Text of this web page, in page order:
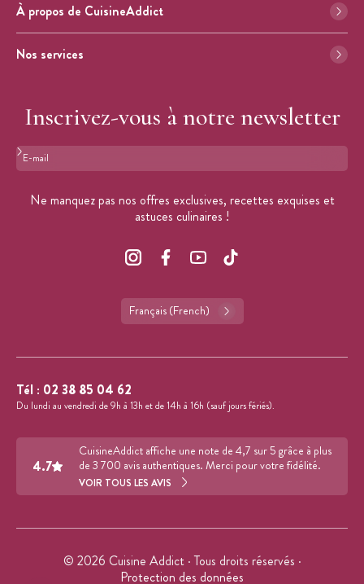
À propos de CuisineAddict
Nos services
Inscrivez-vous à notre newsletter
Format : adresse@email.com
Ne manquez pas nos offres exclusives, recettes exquises et
astuces culinaires !
Français (French)
Tél : 02 38 85 04 62
Du lundi au vendredi de 9h à 13h et de 14h à 16h (sauf jours fériés).
4.7
CuisineAddict affiche une note de 4,7 sur 5 grâce à plus
de 3 700 avis authentiques. Merci pour votre fidélité.
VOIR TOUS LES AVIS
© 2026 Cuisine Addict · Tous droits réservés ·
Protection des données